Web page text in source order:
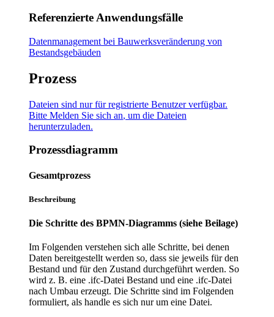
Referenzierte Anwendungsfälle
Datenmanagement bei Bauwerksveränderung von
Bestandsgebäuden
Prozess
Dateien sind nur für registrierte Benutzer verfügbar.
Bitte Melden Sie sich an, um die Dateien
herunterzuladen.
Prozessdiagramm
Gesamtprozess
Beschreibung
Die Schritte des BPMN-Diagramms (siehe Beilage)
Im Folgenden verstehen sich alle Schritte, bei denen
Daten bereitgestellt werden so, dass sie jeweils für den
Bestand und für den Zustand durchgeführt werden. So
wird z. B. eine .ifc-Datei Bestand und eine .ifc-Datei
nach Umbau erzeugt. Die Schritte sind im Folgenden
formuliert, als handle es sich nur um eine Datei.